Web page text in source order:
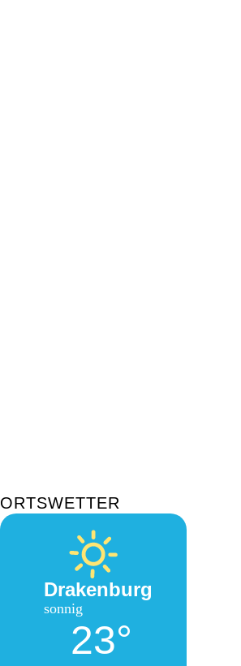
ORTSWETTER
Drakenburg
sonnig
23°